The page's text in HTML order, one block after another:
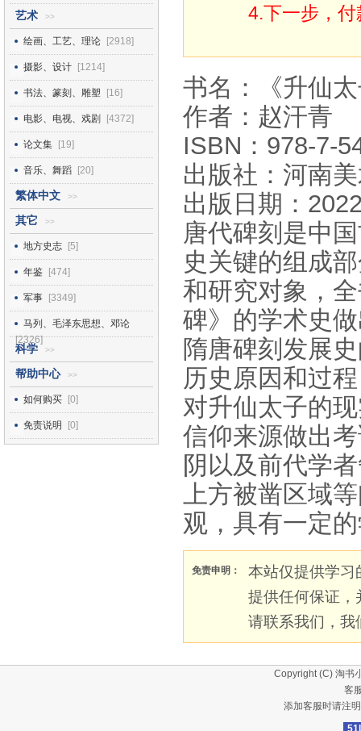
艺术 >>
绘画、工艺、理论 [2918]
摄影、设计 [1214]
书法、篆刻、雕塑 [16]
电影、电视、戏剧 [4372]
论文集 [19]
音乐、舞蹈 [20]
繁体中文 >>
其它 >>
地方史志 [5]
年鉴 [474]
军事 [3349]
马列、毛泽东思想、邓论
[2326]
科学 >>
帮助中心 >>
如何购买 [0]
免责说明 [0]
4.下一步，
书名：《升仙
作者：赵汗青
ISBN：978-7-
出版社：河南
出版日期：
唐代碑刻是中
史关键的组成
和研究对象，
碑》的学术史
隋唐碑刻发展
历史原因和过
对升仙太子的
信仰来源做出
阴以及前代学
上方被凿区域
观，具有一定
免责申明：
本站仅提供学习
提供任何保证，
请联系我们，我
Copyright (C) 淘书
客
添加客服时请注